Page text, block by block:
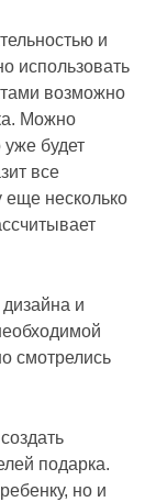
и
использовать
возможно
Можно
будет
все
еще несколько
и
смотрелись
подарка.
но и